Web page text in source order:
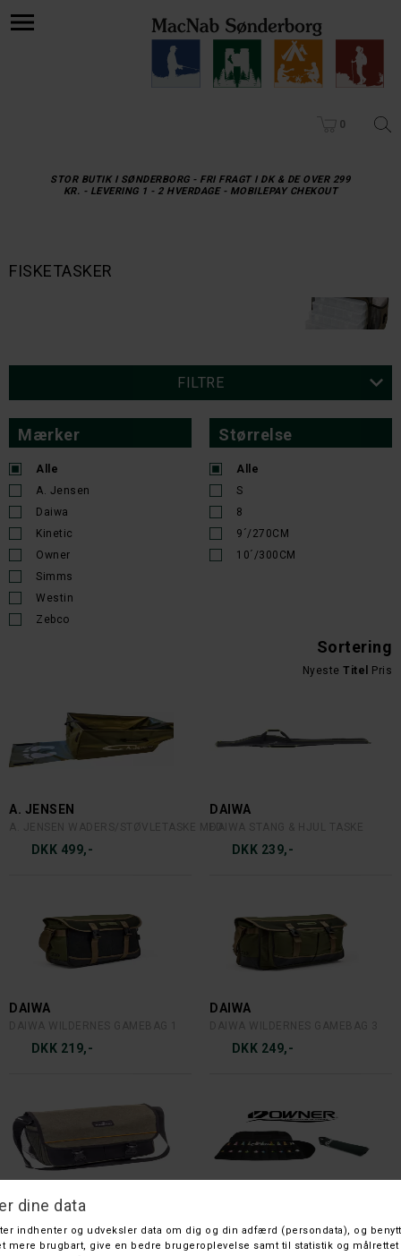
0
STOR BUTIK I SØNDERBORG - FRI FRAGT I DK & DE OVER 299
KR. - LEVERING 1 - 2 HVERDAGE - MOBILEPAY CHEKOUT
FISKETASKER
FILTRE
Mærker
Alle
A. Jensen
Daiwa
Kinetic
Owner
Simms
Westin
Zebco
Størrelse
Alle
S
8
9´/270CM
10´/300CM
Sortering
Nyeste Titel Pris
A. JENSEN
DKK 499,-
DAIWA
DKK 239,-
DAIWA
DKK 219,-
DAIWA
DKK 249,-
KINETIC
KINETIC FISKETASKE MED 3 BOKSE
DKK 299,-
OWNER CULTIVA AGHOLDER
DKK 299,-